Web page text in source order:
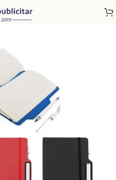
LAMINE CON BOLIGRAFO